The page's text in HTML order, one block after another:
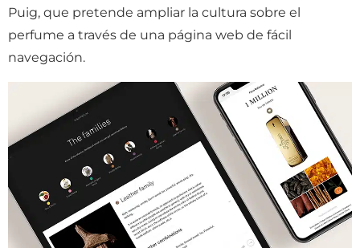
Puig, que pretende ampliar la cultura sobre el
perfume a través de una página web de fácil
navegación.